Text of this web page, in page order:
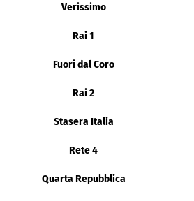
Verissimo
Rai 1
Fuori dal Coro
Rai 2
Stasera Italia
Rete 4
Quarta Repubblica